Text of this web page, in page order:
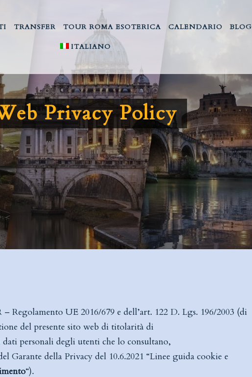
TRANSFER TOUR ROMA ESOTERICA CALENDARIO BLOG
ITALIANO
Privacy Policy
Regolamento UE 2016/679 e dell’art. 122 D. Lgs. 196/2003 (di
del presente sito web di titolarità di
personali degli utenti che lo consultano,
Garante della Privacy del 10.6.2021 “Linee guida cookie e
“).